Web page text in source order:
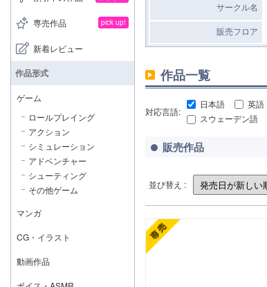
サークル名
販売フロア
作品一覧
対応言語:
日本語 英語
スウェーデン語
販売作品
並び替え :
専売作品 pick up!
新着レビュー
作品形式
ゲーム
ロールプレイング
アクション
シミュレーション
アドベンチャー
シューティング
その他ゲーム
マンガ
CG・イラスト
動画作品